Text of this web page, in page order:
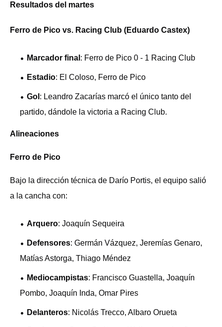
Resultados del martes
Ferro de Pico vs. Racing Club (Eduardo Castex)
Marcador final : Ferro de Pico 0 - 1 Racing Club
Estadio: El Coloso, Ferro de Pico
Gol : Leandro Zacarías marcó el único tanto del
partido, dándole la victoria a Racing Club.
Alineaciones
Ferro de Pico
Bajo la dirección técnica de Darío Portis, el equipo salió
a la cancha con:
Arquero: Joaquín Sequeira
Defensores: Germán Vázquez, Jeremías Genaro,
Matías Astorga, Thiago Méndez
Mediocampistas: Francisco Guastella, Joaquín
Pombo, Joaquín Inda, Omar Pires
Delanteros: Nicolás Trecco, Albaro Orueta